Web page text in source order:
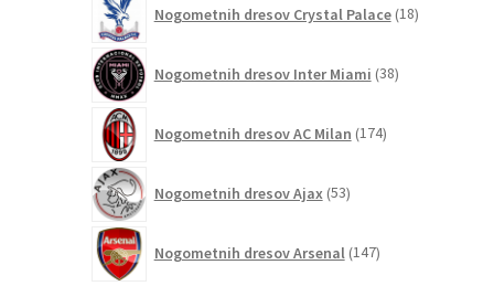
Nogometnih dresov Crystal Palace 18izdelkov
Nogometnih dresov Inter Miami 38izdelkov
Nogometnih dresov AC Milan 174izdelkov
Nogometnih dresov Ajax 53izdelkov
Nogometnih dresov Arsenal 147izdelkov